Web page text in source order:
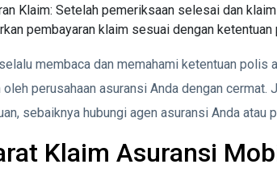
Klaim: Setelah pemeriksaan selesai dan
pembayaran klaim sesuai dengan ketentuan
membaca dan memahami ketentuan polis
perusahaan asuransi Anda dengan
sebaiknya hubungi agen asuransi Anda atau
Klaim Asuransi